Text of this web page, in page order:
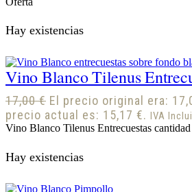
Hay existencias
Vino Blanco Tilenus
17,00€ El precio original era:
precio actual es: 15,17 €. IVA
Vino Blanco Tilenus Entrecuestas cantidad
Hay existencias